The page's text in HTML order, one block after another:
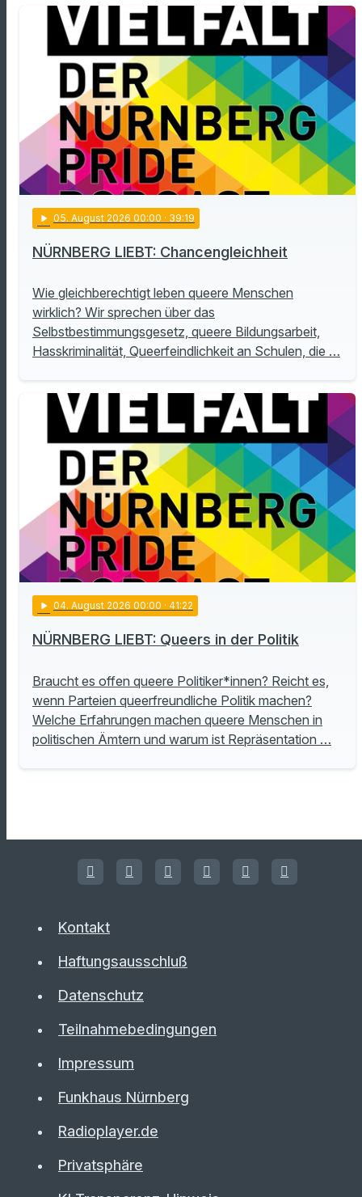
play_arrow 05. August 2026 00:00 · 39:19
NÜRNBERG LIEBT: Chancengleichheit
Wie gleichberechtigt leben queere Menschen
wirklich? Wir sprechen über das
Selbstbestimmungsgesetz, queere Bildungsarbeit,
Hasskriminalität, Queerfeindlichkeit an Schulen, die …
play_arrow 04. August 2026 00:00 · 41:22
NÜRNBERG LIEBT: Queers in der Politik
Braucht es offen queere Politiker*innen? Reicht es,
wenn Parteien queerfreundliche Politik machen?
Welche Erfahrungen machen queere Menschen in
politischen Ämtern und warum ist Repräsentation …
Kontakt
Haftungsausschluß
Datenschutz
Teilnahmebedingungen
Impressum
Funkhaus Nürnberg
Radioplayer.de
Privatsphäre